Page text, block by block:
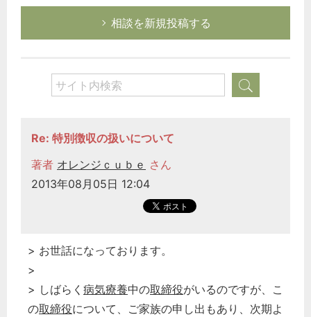
相談を新規投稿する
Re: 特別徴収の扱いについて
著者 オレンジｃｕｂｅ さん
2013年08月05日 12:04
> お世話になっております。
>
> しばらく 病気療養中の取締役がいるのですが、こ
の取締役について、ご家族の申し出もあり、次期よ